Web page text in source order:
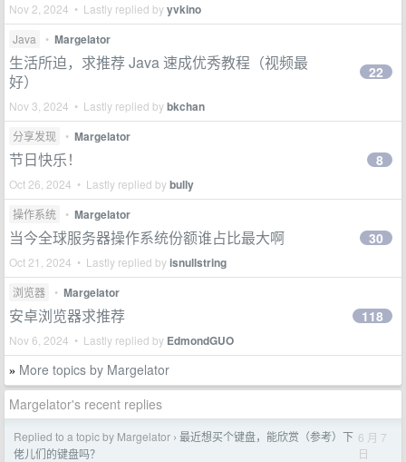
Nov 2, 2024 • Lastly replied byyvkino
Java • Margelator
生活所迫，求推荐 Java 速成优秀教程（视频最
好）
Nov 3, 2024 • Lastly replied bybkchan
22
分享发现 • Margelator
节日快乐！
Oct 26, 2024 • Lastly replied bybully
8
操作系统 • Margelator
当今全球服务器操作系统份额谁占比最大啊
Oct 21, 2024 • Lastly replied byisnullstring
30
浏览器 • Margelator
安卓浏览器求推荐
Nov 6, 2024 • Lastly replied by EdmondGUO
118
» More topics by Margelator
Margelator's recent replies
Replied to a topic by Margelator › 最近想买个键盘，能欣赏（参考）下
佬儿们的键盘吗？
6 月 7
日